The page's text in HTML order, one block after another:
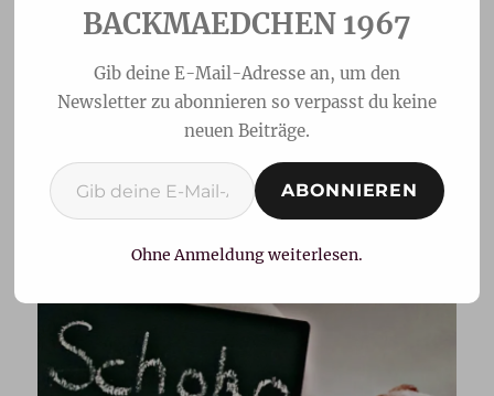
Schogetteneis
BACKMAEDCHEN 1967
Gib deine E-Mail-Adresse an, um den
Newsletter zu abonnieren so verpasst du keine
neuen Beiträge.
Gib deine E-Mail-Adresse ein ...
ABONNIEREN
Ohne Anmeldung weiterlesen.